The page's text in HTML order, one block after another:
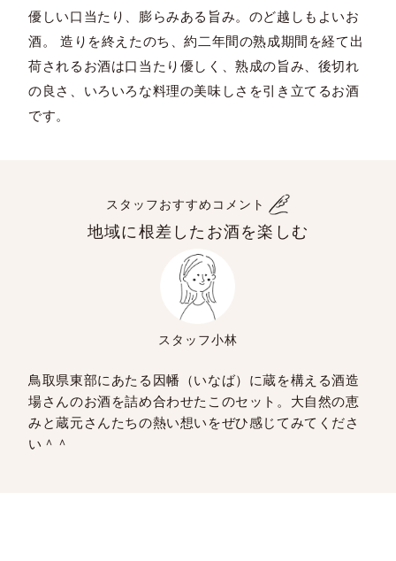
優しい口当たり、膨らみある旨み。のど越しもよいお
酒。 造りを終えたのち、約二年間の熟成期間を経て出
荷されるお酒は口当たり優しく、熟成の旨み、後切れ
の良さ、いろいろな料理の美味しさを引き立てるお酒
です。
スタッフおすすめコメント
地域に根差したお酒を楽しむ
スタッフ小林
鳥取県東部にあたる因幡（いなば）に蔵を構える酒造
場さんのお酒を詰め合わせたこのセット。大自然の恵
みと蔵元さんたちの熱い想いをぜひ感じてみてくださ
い＾＾